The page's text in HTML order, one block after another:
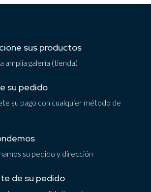
sus productos
amplia galería (tienda)
su pedido
su pago con cualquier método de
su pedido y dirección
de su pedido